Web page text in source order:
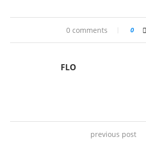
0 comments 0
FLO
previous post